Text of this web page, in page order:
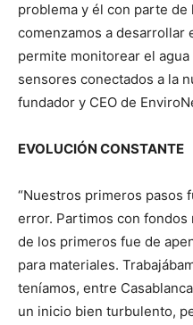
problema y él con parte de
comenzamos a desarrollar
permite monitorear el
sensores conectados a la
fundador y CEO de
EVOLUCIÓN CONSTANTE
“Nuestros primeros pasos
error. Partimos con fondos
de los primeros fue de
para materiales.
teníamos, entre
un inicio bien turbulento,